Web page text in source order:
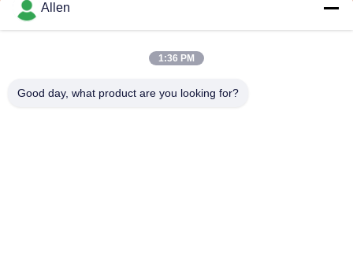
الهاتف:
Allen
1:36 PM
Good day, what product are you looking for?